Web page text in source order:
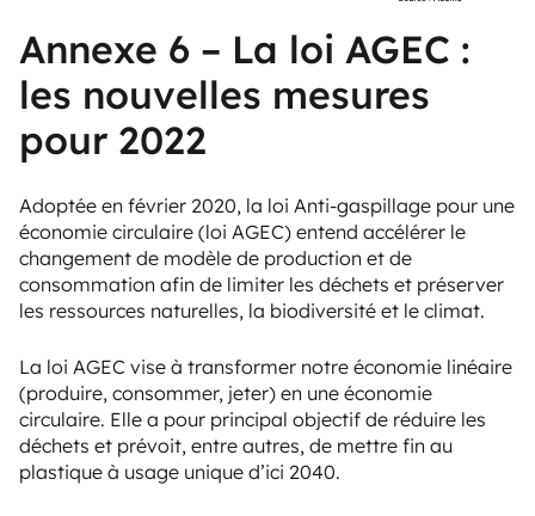
Annexe 6 – La loi AGEC :
les nouvelles mesures
pour 2022
Adoptée en février 2020, la loi Anti-gaspillage pour une
économie circulaire (loi AGEC) entend accélérer le
changement de modèle de production et de
consommation afin de limiter les déchets et préserver
les ressources naturelles, la biodiversité et le climat.
La loi AGEC vise à transformer notre économie linéaire
(produire, consommer, jeter) en une économie
circulaire. Elle a pour principal objectif de réduire les
déchets et prévoit, entre autres, de mettre fin au
plastique à usage unique d’ici 2040.